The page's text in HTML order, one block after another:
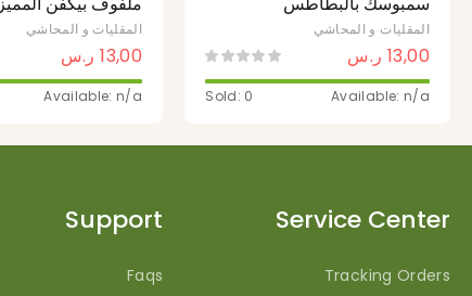
المقليات و المحاشي
13,00 ر.س
Available: n/a
Sold: 0
المقليات و المحاشي
13,00 ر.س
Available: n/a
Service Center
Tracking Orders
Support
Faqs